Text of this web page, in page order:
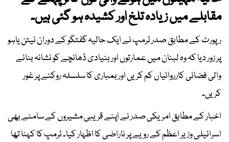
مقابلے میں زیادہ تلخ اور کشیدہ ہو گئی ہیں۔
رپورٹ کے مطابق صدر ٹرمپ نے ایک حالیہ گفتگو کے دوران نیتن یاہو
پر زور دیا کہ وہ لبنان میں عمارتوں اور بنیادی ڈھانچے کو نشانہ بنانے
والی فضائی کارروائیاں کم کریں اور بمباری کا سلسلہ روکنے پر غور
کریں۔
اخبار کے مطابق امریکی صدر نے اپنے قریبی مشیروں کے سامنے بھی
اسرائیلی وزیر اعظم کے رویے پر ناراضی کا اظہار کیا۔ ٹرمپ کا کہنا تھا